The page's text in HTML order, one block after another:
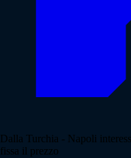
Dalla Turchia - Napoli
fissa il prezzo